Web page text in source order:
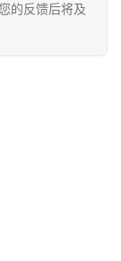
的反馈后将及